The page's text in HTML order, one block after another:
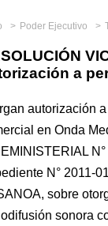
Poder Ejecutivo
a
autorización
en Onda
N° 2011-
sobre
sonora